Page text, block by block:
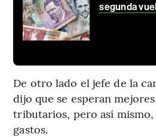
segunda
De otro lado el jefe de la
dijo que se esperan
tributarios, pero así
gastos.